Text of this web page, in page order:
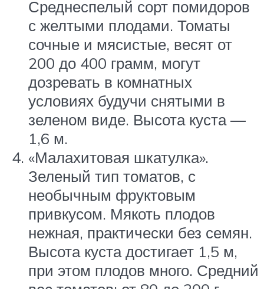
Среднеспелый сорт помидоров
с желтыми плодами. Томаты
сочные и мясистые, весят от
200 до 400 грамм, могут
дозревать в комнатных
условиях будучи снятыми в
зеленом виде. Высота куста —
1,6 м.
«Малахитовая шкатулка».
Зеленый тип томатов, с
необычным фруктовым
привкусом. Мякоть плодов
нежная, практически без семян.
Высота куста достигает 1,5 м,
при этом плодов много. Средний